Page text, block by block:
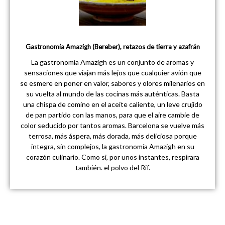
Gastronomía Amazigh (Bereber), retazos de tierra y azafrán
La gastronomía Amazigh es un conjunto de aromas y
sensaciones que viajan más lejos que cualquier avión que
se esmere en poner en valor, sabores y olores milenarios en
su vuelta al mundo de las cocinas más auténticas. Basta
una chispa de comino en el aceite caliente, un leve crujido
de pan partido con las manos, para que el aire cambie de
color seducido por tantos aromas. Barcelona se vuelve más
terrosa, más áspera, más dorada, más deliciosa porque
integra, sin complejos, la gastronomía Amazigh en su
corazón culinario. Como si, por unos instantes, respirara
también. el polvo del Rif.